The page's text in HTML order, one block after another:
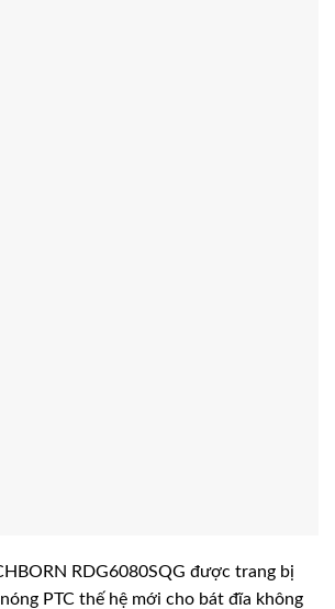
RDG6080SQG được trang bị
PTC thế hệ mới cho bát đĩa không